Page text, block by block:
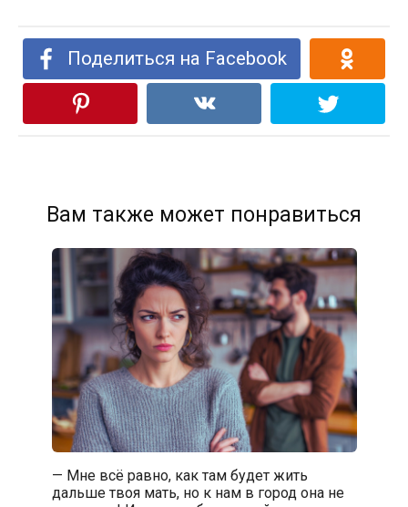
Поделиться на Facebook
Вам также может понравиться
— Мне всё равно, как там будет жить
дальше твоя мать, но к нам в город она не